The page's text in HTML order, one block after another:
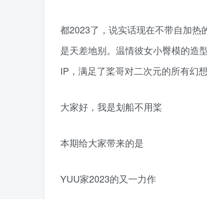
都2023了，说实话现在不带自加
是天差地别。温情彼女小臀模的造
IP，满足了桨哥对二次元的所有幻想
大家好，我是划船不用桨
本期给大家带来的是
YUU家2023的又一力作